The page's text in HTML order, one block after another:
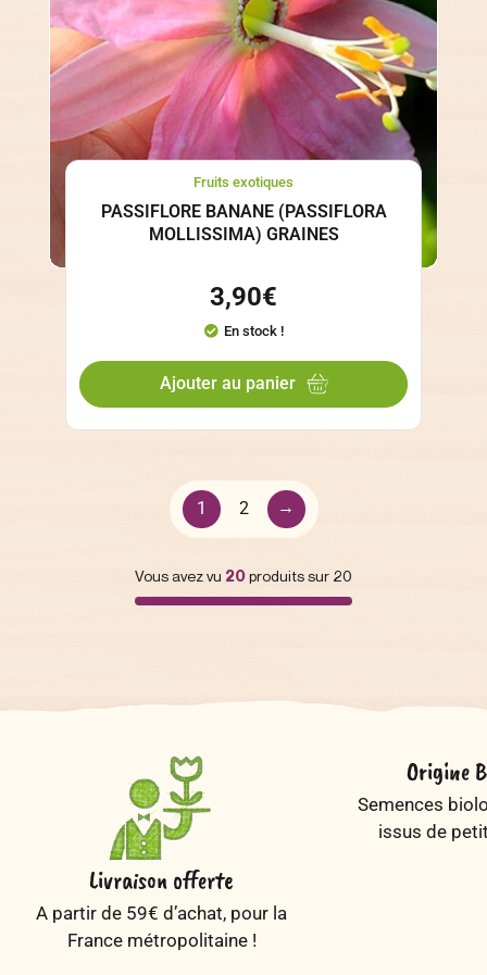
Fruits exotiques
PASSIFLORE BANANE (PASSIFLORA
MOLLISSIMA) GRAINES
3,90€
En stock !
Ajouter au panier
1 2 →
Vous avez vu 20produits sur 20
Livraison offerte
A partir de 59€ d’achat, pour la
France métropolitaine !
Origine
Semences
issus de